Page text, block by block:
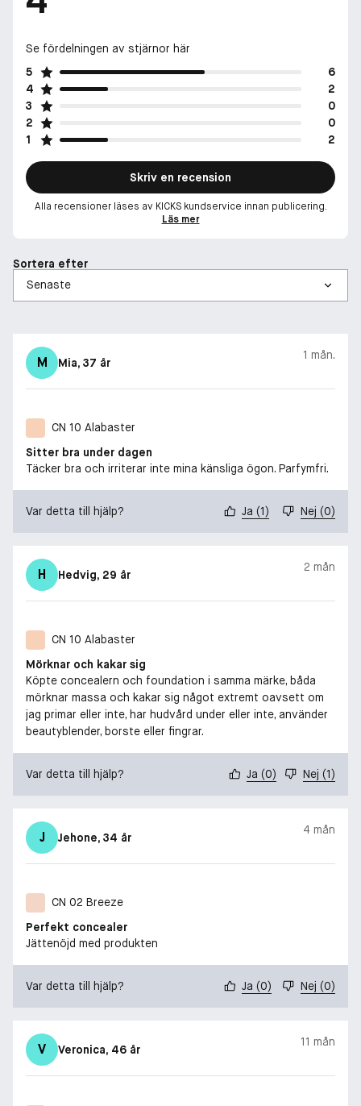
Studier
*Klinisk studie med 14 kvinnor efter applicering av en produkt.
**Klinisk studie med 24 kvinnor efter användning av produkten
i 8 timmar.
i 13 veckor.
Enkel. Säker. Effektiv.
Våra formulas är alltid utvecklade för att ge maximala resultat
Se fördelningen av stjärnor här
5
6
4
2
3
0
2
0
1
2
Skriv en recension
Alla recensioner läses av KICKS kundservice innan publicering.
Läs mer
Sortera efter
M Mia, 37 år
1 mån.
CN 10 Alabaster
Sitter bra under dagen
Täcker bra och irriterar inte mina känsliga ögon. Parfymfri.
Var detta till hjälp? Ja (1) Nej (0)
H Hedvig, 29 år
2 mån
CN 10 Alabaster
Mörknar och kakar sig
Köpte concealern och foundation i samma märke, båda
mörknar massa och kakar sig något extremt oavsett om
jag primar eller inte, har hudvård under eller inte, använder
beautyblender, borste eller fingrar.
Var detta till hjälp? Ja (0) Nej (1)
J Jehone, 34 år
4 mån
CN 02 Breeze
Perfekt concealer
Jättenöjd med produkten
Var detta till hjälp? Ja (0) Nej (0)
V Veronica, 46 år
11 mån